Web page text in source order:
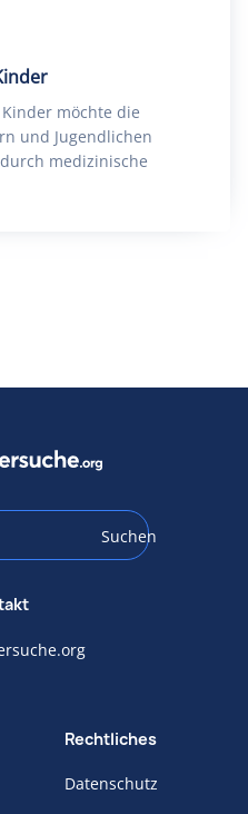
möchte die
und Jugendlichen
medizinische
Suchen
Rechtliches
Datenschutz